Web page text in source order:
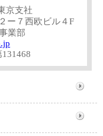
京支社
ー７西欧ビル４F
業部